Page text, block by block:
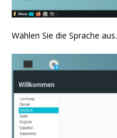
Wählen Sie die Sprache aus.